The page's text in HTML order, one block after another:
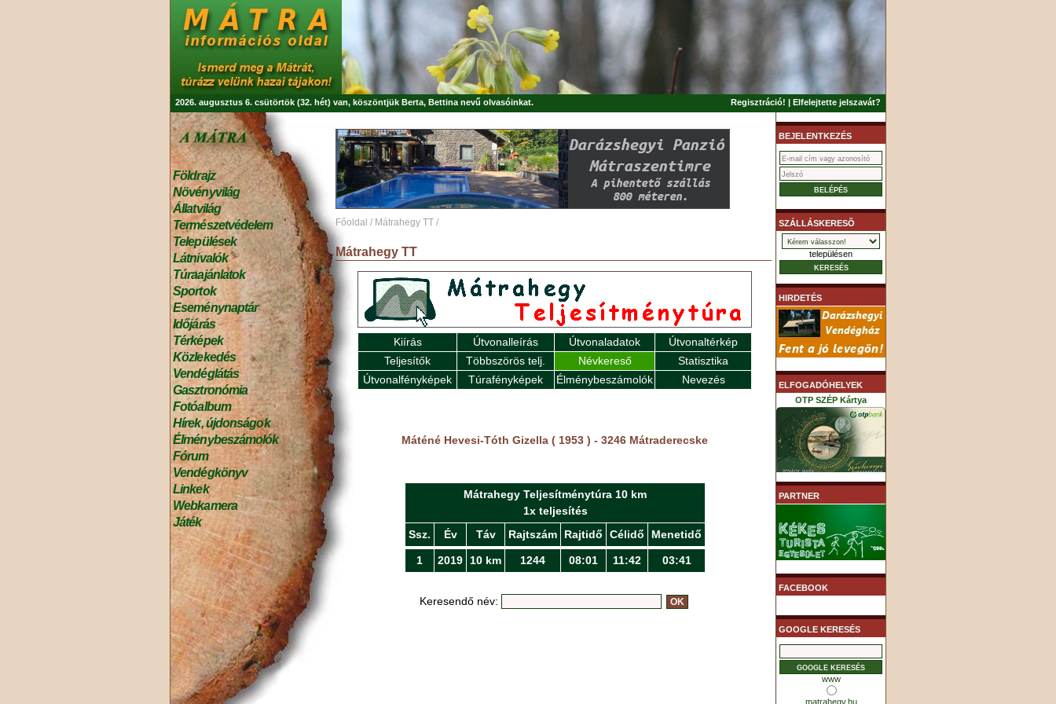
2026. augusztus 6. csütörtök (32. hét) van, köszöntjük Berta, Bettina nevű olvasóinkat. Regisztráció! | Elfelejtette jelszavát?
Földrajz
Növényvilág
Állatvilág
Természetvédelem
Települések
Látnivalók
Túraajánlatok
Sportok
Eseménynaptár
Időjárás
Térképek
Közlekedés
Vendéglátás
Gasztronómia
Fotóalbum
Hírek, újdonságok
Élménybeszámolók
Fórum
Vendégkönyv
Linkek
Webkamera
Játék
Főoldal / Mátrahegy TT /
Mátrahegy TT
Kiírás Útvonalleírás Útvonaladatok
Útvonaltérkép
Teljesítők
Többszörös telj. Névkereső
Statisztika
Útvonalfényképek
Túrafényképek Élménybeszámolók Nevezés
Máténé Hevesi-Tóth Gizella ( 1953 ) - 3246 Mátraderecske
Mátrahegy Teljesítménytúra 10 km
1x teljesítés
Ssz.
Év Táv Rajtszám Rajtidő Célidő Menetidő
1 2019 10 km 1244 08:01 11:42 03:41
Keresendő név:
BEJELENTKEZÉS
SZÁLLÁSKERESÕ
településen
HIRDETÉS
ELFOGADÓHELYEK
OTP SZÉP Kártya
K&H SZÉP Kártya
PARTNER
FACEBOOK
GOOGLE KERESÉS
www
matrahegy.hu